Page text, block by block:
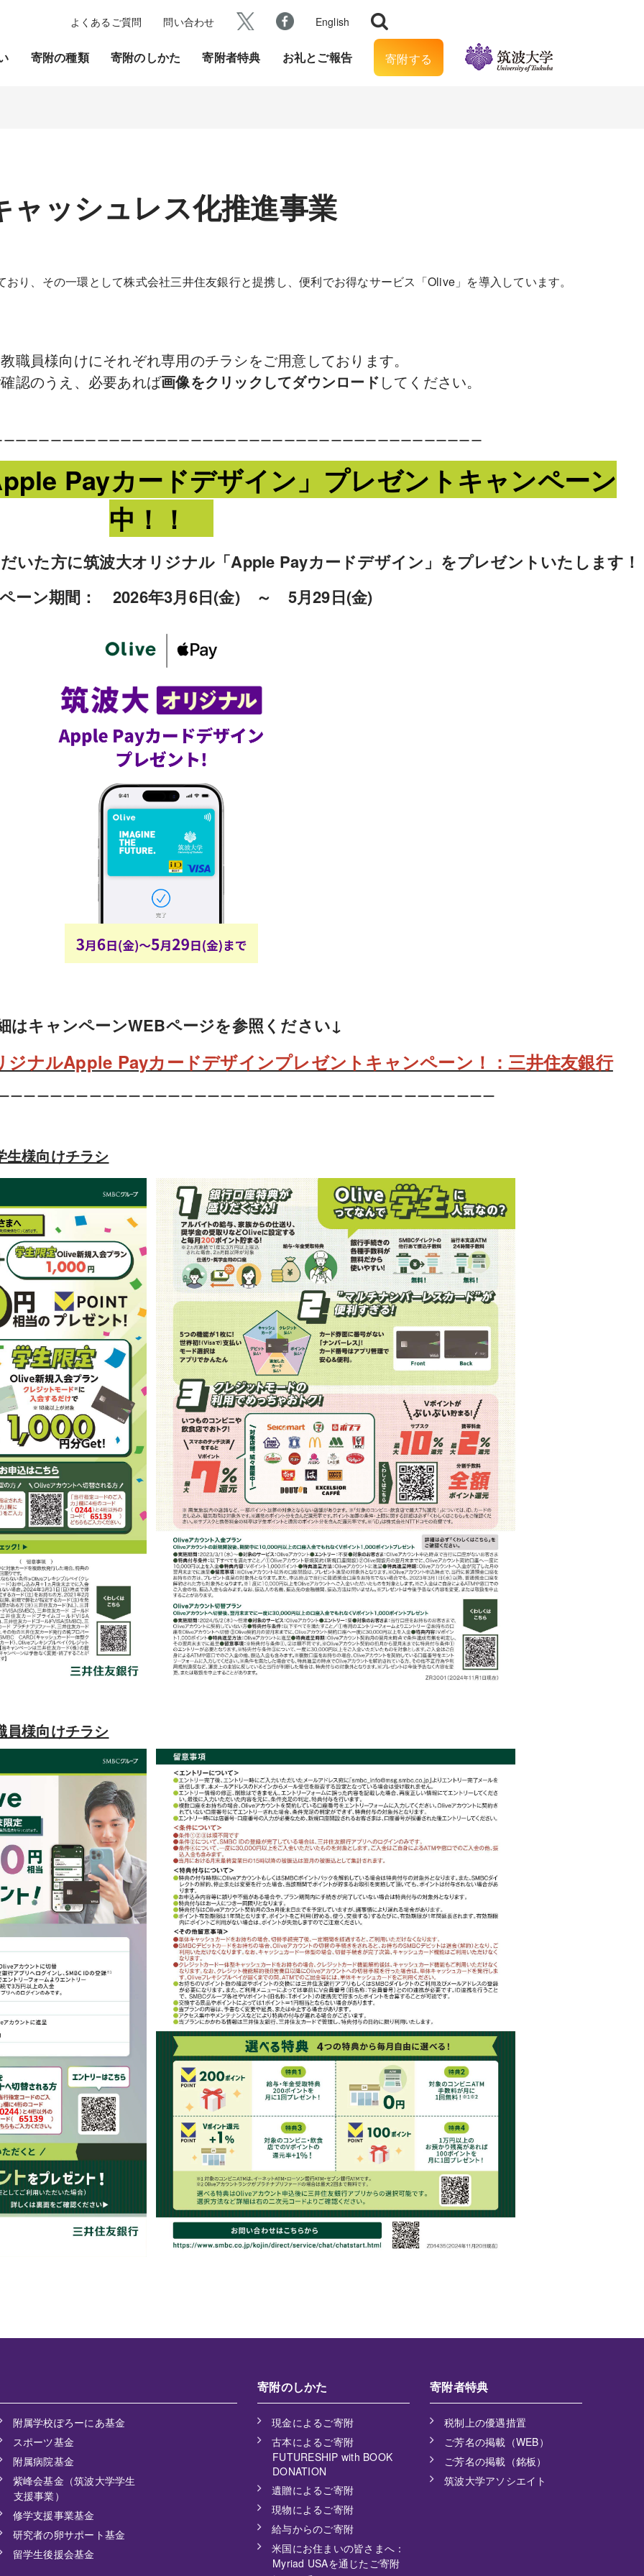
よくあるご質問 問い合わせ English
寄附の種類 寄附のしかた 寄附者特典 お礼とご報告 寄附する
ャッシュレス化推進事業
り、その一環として株式会社三井住友銀行と提携し、便利でお得なサービス「Olive」を導入しています。
職員様向けにそれぞれ専用のチラシをご用意しております。
認のうえ、必要あれば画像をクリックしてダウンロードしてください。
ーーーーーーーーーーーーーーーーーーーーーーーーーーーーーーーーーーーーーーーー
Payカードデザイン」プレゼントキャンペーン
中！！
いた方に筑波大オリジナル「Apple Payカードデザイン」をプレゼントいたします！
ーン期間： 2026年3月6日(金) ～ 5月29日(金)
はキャンペーンWEBページを参照ください↓
ジナルApple Payカードデザインプレゼントキャンペーン！：三井住友銀行
ーーーーーーーーーーーーーーーーーーーーーーーーーーーーーーーーーーーーー
生様向けチラシ
員様向けチラシ
附属学校ぽろーにあ基金
スポーツ基金
附属病院基金
紫峰会基金（筑波大学学生
支援事業）
修学支援事業基金
研究者の卵サポート基金
留学生後援会基金
寄附のしかた
現金によるご寄附
古本によるご寄附
FUTURESHIP with BOOK
DONATION
遺贈によるご寄附
現物によるご寄附
給与からのご寄附
米国にお住まいの皆さまへ：
Myriad USAを通じたご寄附
寄附者特典
税制上の優遇措置
ご芳名の掲載（WEB）
ご芳名の掲載（銘板）
筑波大学アソシエイト